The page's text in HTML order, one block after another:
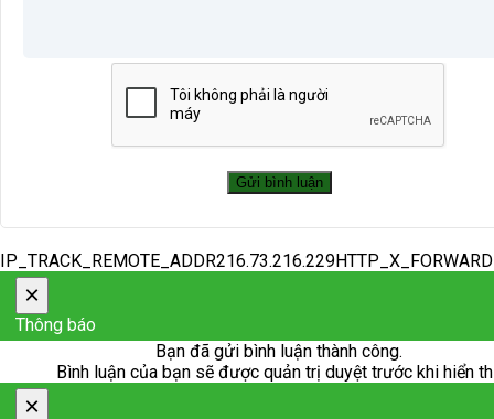
×
Thông báo
Bạn đã gửi bình luận thành công.
Bình luận của bạn sẽ được quản trị duyệt trước khi hiển
×